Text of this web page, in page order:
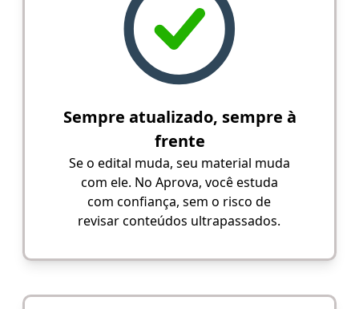
Sempre atualizado, sempre à
frente
Se o edital muda, seu material muda
com ele. No Aprova, você estuda
com confiança, sem o risco de
revisar conteúdos ultrapassados.